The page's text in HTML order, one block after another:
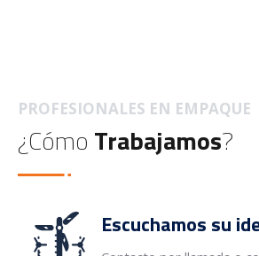
PROFESIONALES EN EMPAQUE
¿Cómo Trabajamos?
Escuchamos su